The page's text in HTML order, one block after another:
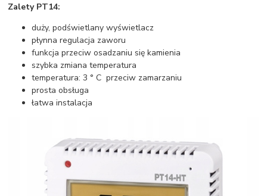
Zalety PT14:
duży, podświetlany wyświetlacz
płynna regulacja zaworu
funkcja przeciw osadzaniu się kamienia
szybka zmiana temperatura
temperatura: 3 ° C przeciw zamarzaniu
prosta obsługa
łatwa instalacja